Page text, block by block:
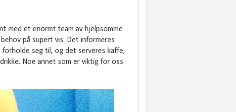
med et enormt team av hjelpsomme
på supert vis. Det informeres
seg til, og det serveres kaffe,
Noe annet som er viktig for oss